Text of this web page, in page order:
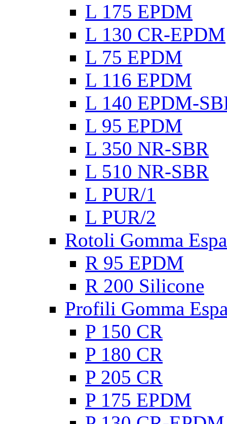
L 175 EPDM
L 130 CR-EPDM
L 75 EPDM
L 116 EPDM
L 140 EPDM-
L 95 EPDM
L 350 NR-SBR
L 510 NR-SBR
L PUR/1
L PUR/2
Rotoli Gomma
R 95 EPDM
R 200 Silicone
Profili Gomma
P 150 CR
P 180 CR
P 205 CR
P 175 EPDM